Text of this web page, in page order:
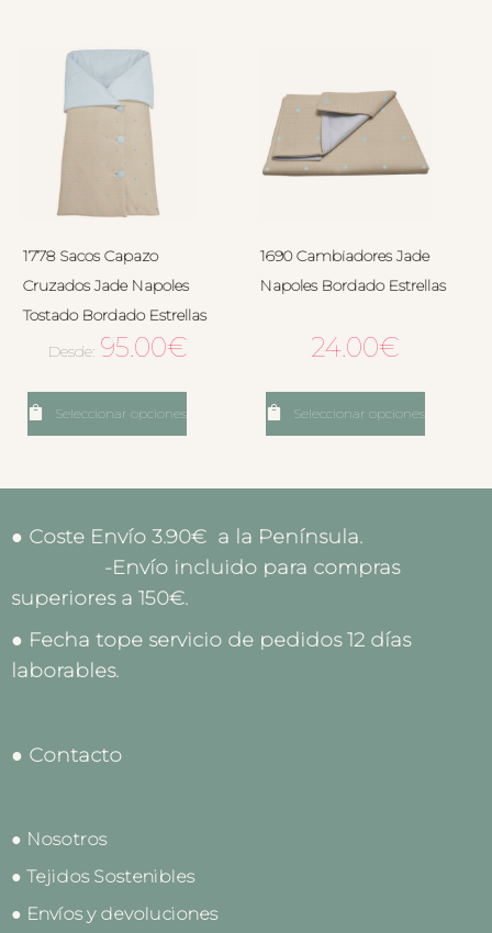
1778 Sacos Capazo
Cruzados Jade Napoles
Tostado Bordado Estrellas
Desde: 95.00€
Seleccionar opciones
1690 Cambiadores Jade
Napoles Bordado Estrellas
24.00€
Seleccionar opciones
● Coste Envío 3.90€ a la Península.
-Envío incluido para compras
superiores a 150€.
● Fecha tope servicio de pedidos 12 días
laborables.
● Contacto
● Nosotros
● Tejidos Sostenibles
● Envíos y devoluciones